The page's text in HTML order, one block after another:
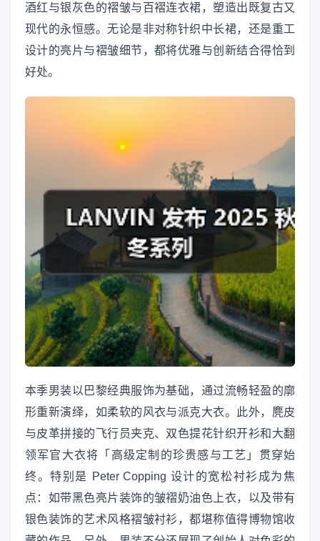
酒红与银灰色的褶皱与百褶连衣裙，塑造出既复古又
现代的永恒感。无论是非对称针织中长裙，还是重工
设计的亮片与褶皱细节，都将优雅与创新结合得恰到
好处。
本季男装以巴黎经典服饰为基础，通过流畅轻盈的廓
形重新演绎，如柔软的风衣与派克大衣。此外，麂皮
与皮革拼接的飞行员夹克、双色提花针织开衫和大翻
领军官大衣将「高级定制的珍贵感与工艺」贯穿始
终。特别是 Peter Copping 设计的宽松衬衫成为焦
点：如带黑色亮片装饰的皱褶奶油色上衣，以及带有
银色装饰的艺术风格褶皱衬衫，都堪称值得博物馆收